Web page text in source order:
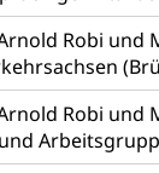
Robi und
Robi und
Schutzraum,